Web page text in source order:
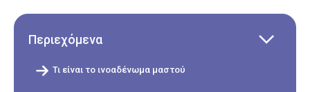
Περιεχόμενα
Τι είναι το ινοαδένωμα μαστού